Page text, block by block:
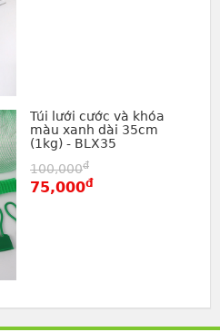
Túi lưới cước và khóa
màu xanh dài 35cm
(1kg) - BLX35
100,000đ
75,000đ